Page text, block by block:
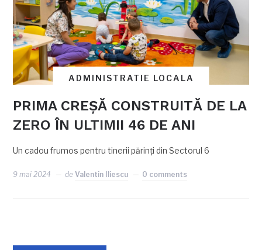
ADMINISTRATIE LOCALA
PRIMA CREȘĂ CONSTRUITĂ DE LA
ZERO ÎN ULTIMII 46 DE ANI
Un cadou frumos pentru tinerii părinți din Sectorul 6
9 mai 2024 deValentin Iliescu 0 comments